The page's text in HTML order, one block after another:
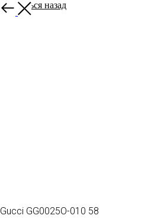
Вернуться назад
Gucci GG0025О-010 58